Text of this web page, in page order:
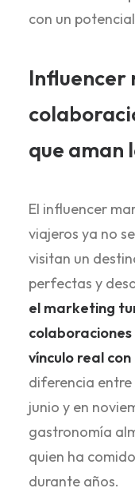
con un
Influencer
que aman
El influencer
viajeros ya no
visitan un
perfectas y
el marketing
vínculo real
diferencia entre
junio y en
gastronomía
quien ha
durante años.